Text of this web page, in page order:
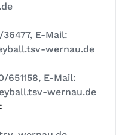
E-Mail:
wernau.de
651158, E-Mail:
wernau.de